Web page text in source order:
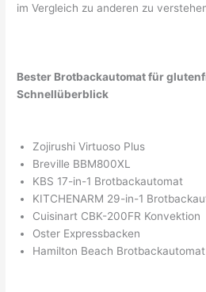
im Vergleich zu anderen zu
Bester Brotbackautomat für
Schnellüberblick
Zojirushi Virtuoso Plus
Breville BBM800XL
KBS 17-in-1 Brotbackautomat
KITCHENARM 29-in-1
Cuisinart CBK-200FR Konvektion
Oster Expressbacken
Hamilton Beach Brotbackautomat